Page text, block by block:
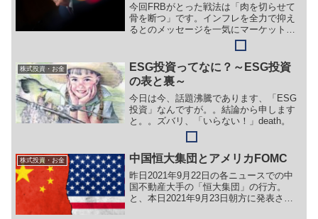
今回FRBがとった戦法は「肉を切らせて
骨を断つ」です。インフレを全力で抑え
るとのメッセージを一気にマーケットに
刷り込み、ＦＲＢの対応が足元のインフ
レに対して後手に回ることへの警戒感を
和らげることに注力したのだと思いま
す。今回の決定はインフレ懸念の後退と
いう形で徐々にマーケットにポジティブ
に効いてくると思われます。
株式投資・お金
ESG投資ってなに？～ESG投資
の表と裏～
今日は今、話題沸騰であります、「ESG
投資」なんですが。。結論から申します
と。。ズバリ、「いらない！」death。
株式投資・お金 中国恒大集団とアメリカFOMC
昨日2021年9月22日の各ニュースでの中
国不動産大手の「恒大集団」の行方。
と、本日2021年9月23日朝方に発表され